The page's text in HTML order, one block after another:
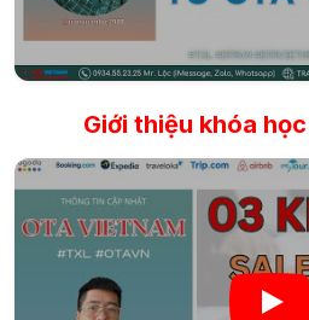
Giới thiệu khóa học